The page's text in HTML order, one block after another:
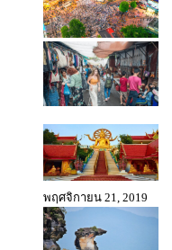
พฤศจิกายน 21, 2019